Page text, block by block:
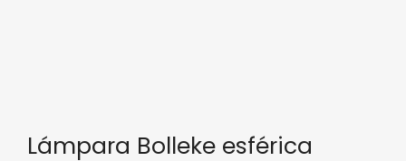
Lámpara Bolleke esférica